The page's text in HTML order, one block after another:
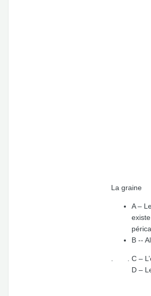
La graine
A –
B --
. . C –
D – Les